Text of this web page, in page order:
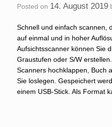
Posted on 14. August 2019
Schnell und einfach scannen,
auf einmal und in hoher
Aufsichtsscanner können Sie
Graustufen oder S/W
Scanners hochklappen, Buch
Sie loslegen. Gespeichert
einem USB-Stick. Als Format